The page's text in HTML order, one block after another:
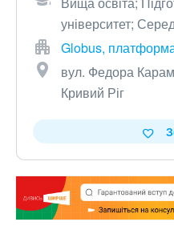
університет;
Globus,
вул. Федора
Кривий Ріг